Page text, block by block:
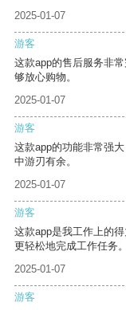
2025-01-07
游客
这款app的售后服务非
够放心购物。
2025-01-07
游客
这款app的功能非常强
中游刃有余。
2025-01-07
游客
这款app是我工作上的
更轻松地完成工作任务。
2025-01-07
游客